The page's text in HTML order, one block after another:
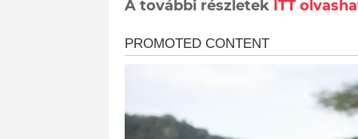
A további részletek ITT